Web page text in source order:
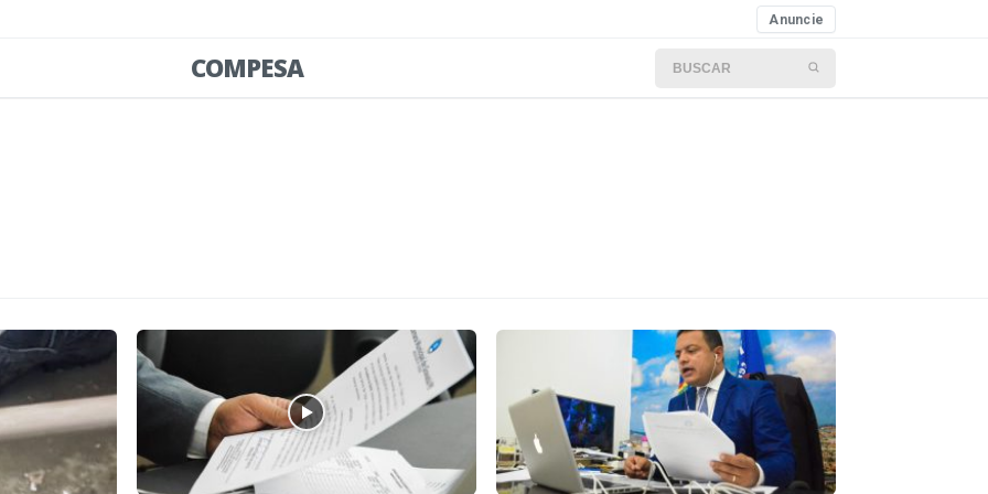
Anuncie
COMPESA Buscar por: